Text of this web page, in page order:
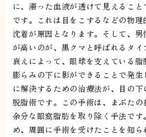
に、滞った血液が透けて見えるこ
です。これは目をこするなどの物
沈着が原因となります。そして、
が高いのが、黒クマと呼ばれるタ
衰えによって、眼球を支えている
膨らみの下に影ができることで発
に解決するための治療法が、目の
脱脂術です。この手術は、まぶたの
余分な眼窩脂肪を取り除く手法で
め、周囲に手術を受けたことを知